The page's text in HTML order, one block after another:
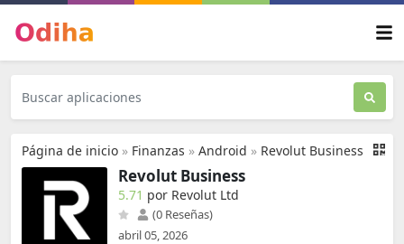
Página de inicio » Finanzas » Android » Revolut Business
Revolut Business
5.71 por Revolut Ltd
(0 Reseñas)
abril 05, 2026